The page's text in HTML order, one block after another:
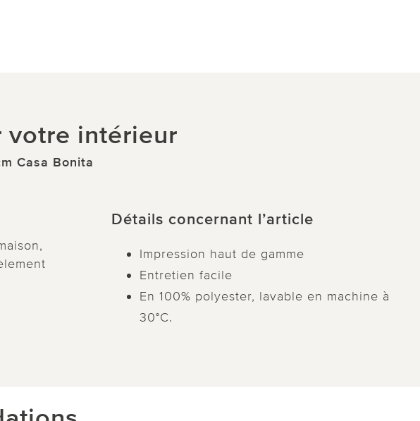
votre intérieur
Casa Bonita
Détails concernant l’article
Impression haut de gamme
Entretien facile
En 100% polyester, lavable en machine à
30°C.